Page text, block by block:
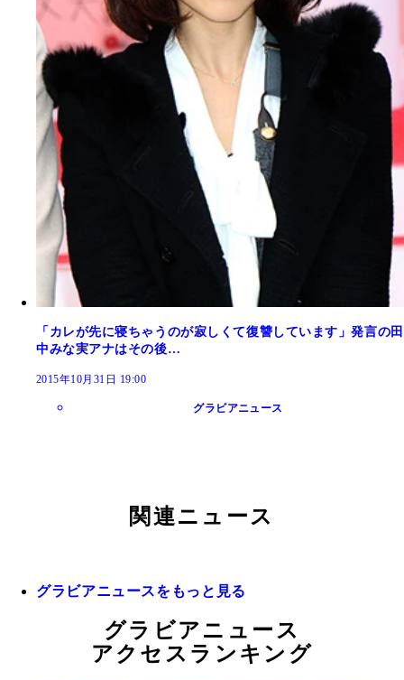
「カレが先に寝ちゃうのが寂しくて復讐しています」発言の田
中みな実アナはその後…
2015年10月31日 19:00
グラビアニュース
関連ニュース
グラビアニュースをもっと見る
グラビアニュース
アクセスランキング